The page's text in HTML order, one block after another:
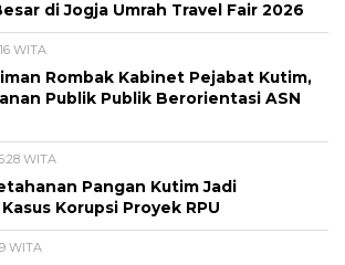
di Jogja Umrah Travel Fair 2026
WITA
Rombak Kabinet Pejabat Kutim,
Publik Publik Berorientasi ASN
WITA
Pangan Kutim Jadi
Korupsi Proyek RPU
WITA